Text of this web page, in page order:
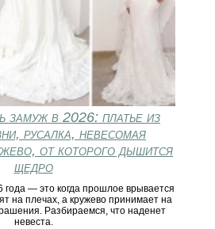
замуж в 2026: платье из
русалка, невесомая
от которого дышится
щедро
— это когда прошлое врывается
на плечах, а кружево принимает на
Разбираемся, что наденет
невеста.